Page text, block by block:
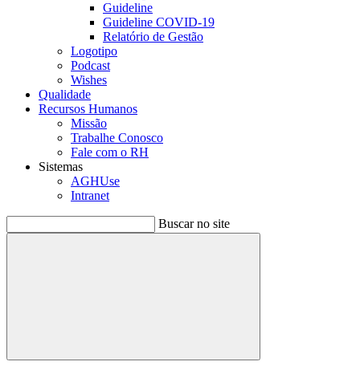
Guideline
Guideline COVID-19
Relatório de Gestão
Logotipo
Podcast
Wishes
Qualidade
Recursos Humanos
Missão
Trabalhe Conosco
Fale com o RH
Sistemas
AGHUse
Intranet
Buscar no site
Buscar